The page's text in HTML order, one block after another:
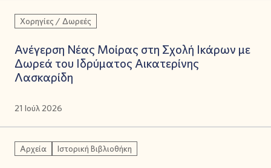
Χορηγίες / Δωρεές
Ανέγερση Νέας Μοίρας στη Σχολή Ικάρων με
Δωρεά του Ιδρύματος Αικατερίνης
Λασκαρίδη
21 Ιούλ 2026
Αρχεία Ιστορική Βιβλιοθήκη